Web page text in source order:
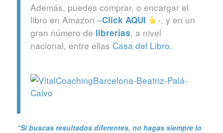
Además, puedes comprar, o encargar el
libro en Amazon –Click AQUI
-, y en un
gran número de librerías, a nivel
nacional, entre ellas Casa del Libro.
“Si buscas resultados diferentes, no hagas siempre lo